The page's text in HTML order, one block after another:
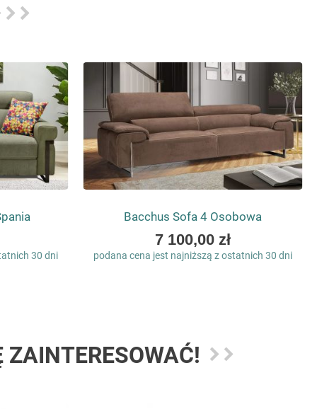
30 dni
Bacchus Sofa 4 Osobowa
As
low
7 100,00 zł
podana cena jest najniższą z ostatnich 30 dni